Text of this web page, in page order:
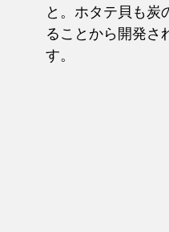
と。ホタテ貝も炭
ることから開発さ
す。